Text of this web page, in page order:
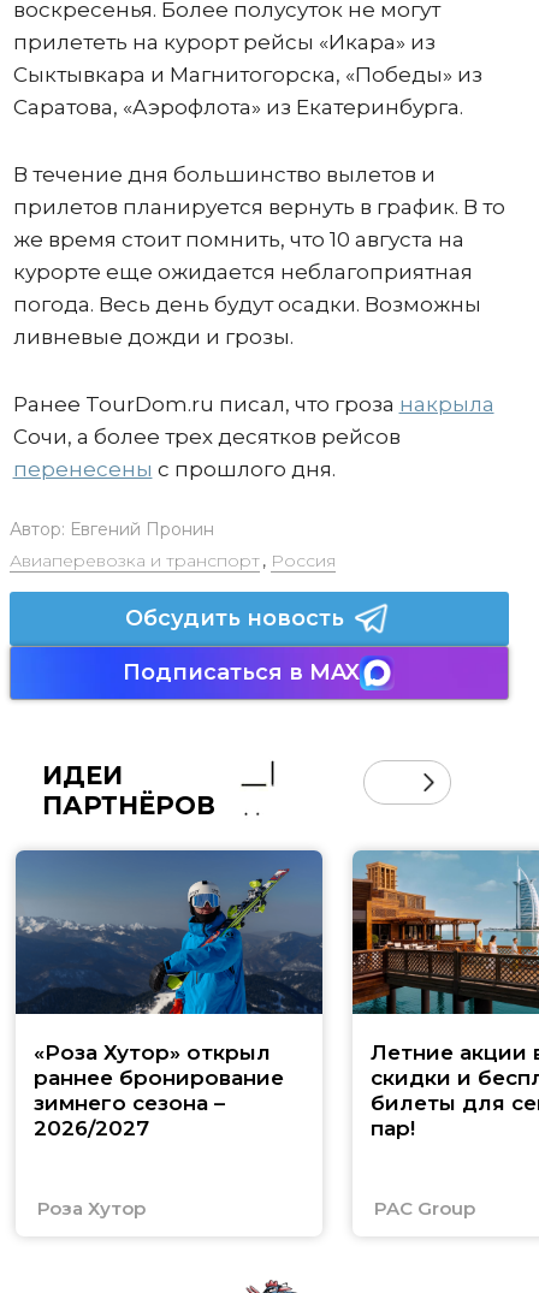
воскресенья. Более полусуток не могут
прилететь на курорт рейсы «Икара» из
Сыктывкара и Магнитогорска, «Победы» из
Саратова, «Аэрофлота» из Екатеринбурга.
В течение дня большинство вылетов и
прилетов планируется вернуть в график. В то
же время стоит помнить, что 10 августа на
курорте еще ожидается неблагоприятная
погода. Весь день будут осадки. Возможны
ливневые дожди и грозы.
Ранее TourDom.ru писал, что гроза накрыла
Сочи, а более трех десятков рейсов
перенесены с прошлого дня.
Автор: Евгений Пронин
Авиаперевозка и транспорт, Россия
Обсудить новость
Подписаться в MAX
ИДЕИ
ПАРТНЁРОВ
«Роза Хутор» открыл
раннее бронирование
зимнего сезона –
2026/2027
Роза Хутор
Летние акции
скидки и
билеты для
пар!
PAC Group